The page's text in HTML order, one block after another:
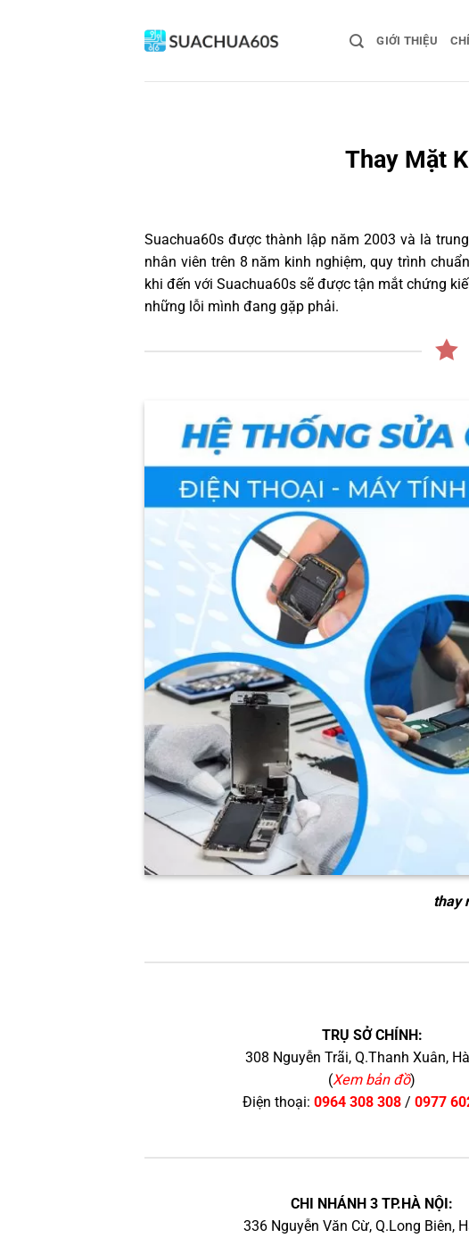
GIỚI THIỆU
Thay Mặt
Suachua60s được thành lập năm 2003 và là
nhân viên trên 8 năm kinh nghiệm, quy trình
khi đến với Suachua60s sẽ được tận mắt chứng
những lỗi mình đang gặp phải.
thay
TRỤ SỞ CHÍNH:
308 Nguyễn Trãi, Q.Thanh Xuân,
(Xem bản đồ)
Điện thoại: 0964 308 308/ 0977
CHI NHÁNH 3 TP.HÀ NỘI:
336 Nguyễn Văn Cừ, Q.Long Biên,